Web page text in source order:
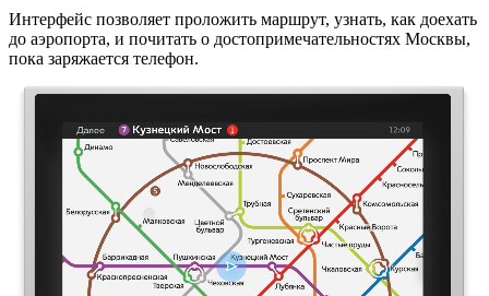
Интерфейс позволяет проложить маршрут, узнать, как доехать
до аэропорта, и почитать о достопримечательностях Москвы,
пока заряжается телефон.